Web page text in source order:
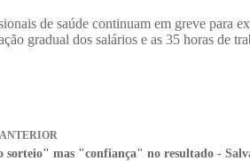
de saúde continuam em greve para
gradual dos salários e as 35 horas de
ANTERIOR
sorteio" mas "confiança" no resultado -